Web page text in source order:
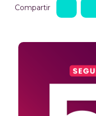
Compartir